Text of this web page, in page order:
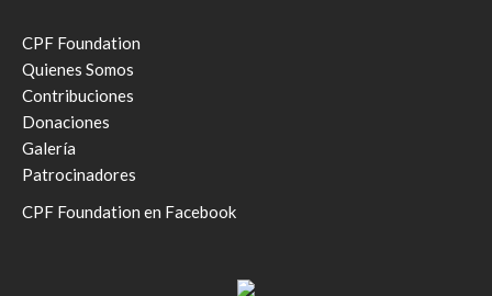
CPF Foundation
Quienes Somos
Contribuciones
Donaciones
Galería
Patrocinadores
CPF Foundation en Facebook